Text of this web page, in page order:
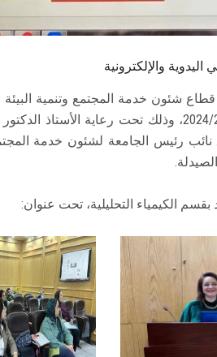
والإلكترونية
شئون خدمة المجتمع وتنمية
الثقافي للفصل الدراسي الثاني من العام الجامعي 2024/2025، وذلك تحت
نائب رئيس الجامعة لشئون خدمة
الكيمياء التحليلية، تحت عنوان: